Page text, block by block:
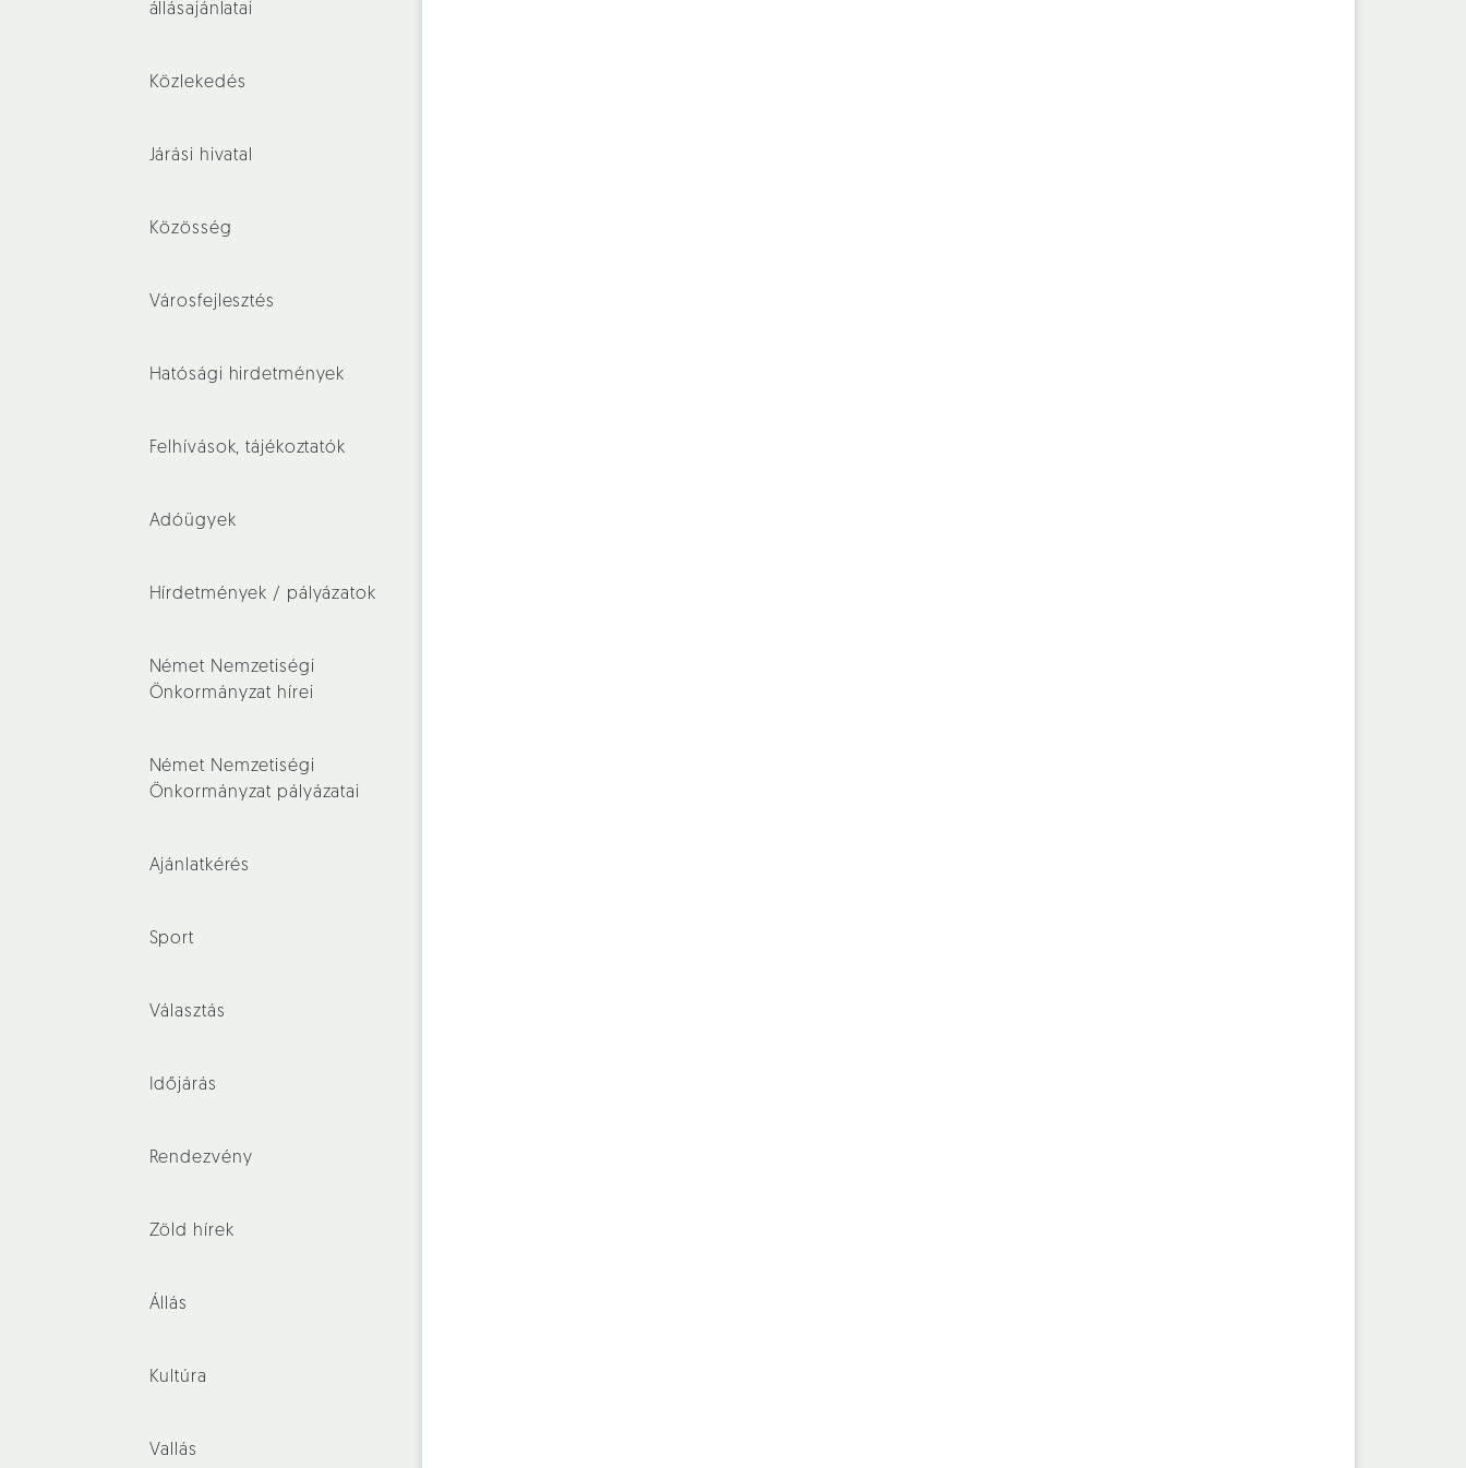
állásajánlatai
Közlekedés
Járási hivatal
Közösség
Városfejlesztés
Hatósági hirdetmények
Felhívások, tájékoztatók
Adóügyek
Hírdetmények / pályázatok
Német Nemzetiségi
Önkormányzat hírei
Német Nemzetiségi
Önkormányzat pályázatai
Ajánlatkérés
Sport
Választás
Időjárás
Rendezvény
Zöld hírek
Állás
Kultúra
Vallás